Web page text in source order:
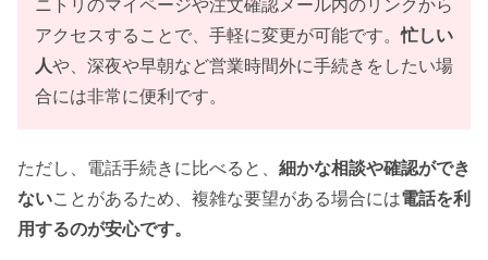
ニトリのマイページや注文確認メール内のリンクから
アクセスすることで、手軽に変更が可能です。忙しい
人や、深夜や早朝など営業時間外に手続きをしたい場
合には非常に便利です。
ただし、電話手続きに比べると、 細かな相談や確認ができ
ないことがあるため、複雑な要望がある場合には電話を利
用するのが安心です。